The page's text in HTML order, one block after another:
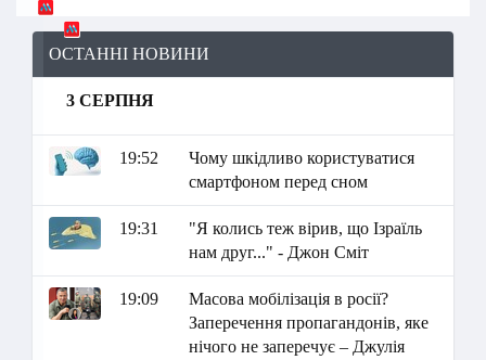
ОСТАННІ НОВИНИ
3 СЕРПНЯ
19:52
Чому шкідливо користуватися
смартфоном перед сном
19:31
"Я колись теж вірив, що Ізраїль
нам друг..." - Джон Сміт
19:09
Масова мобілізація в росії?
Заперечення пропагандонів, яке
нічого не заперечує – Джулія